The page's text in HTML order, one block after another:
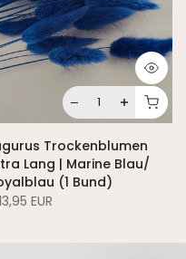
Trockenblumen
Lang | Marine Blau/
(1 Bund)
EUR